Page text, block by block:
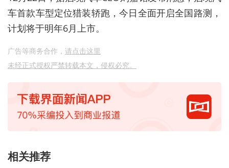
车首款车型定位猎装轿跑，今日全面开启全国路测，
计划将于明年6月上市。
广告等商务合作， 请点击这里
未经正式授权严禁转载本文，侵权必究。
相关推荐